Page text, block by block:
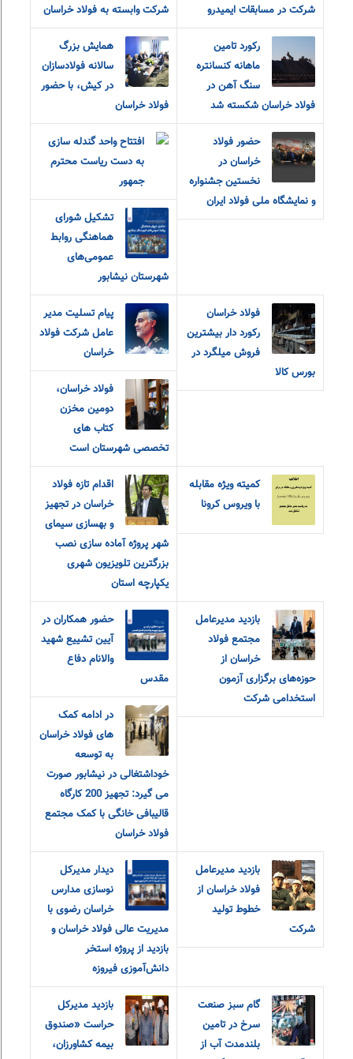
شرکت در مسابقات ایمیدرو
شرکت وابسته به فولاد خراسان
رکورد تامین
ماهانه کنسانتره
سنگ آهن در
فولاد خراسان شکسته شد
همایش بزرگ
سالانه فولادسازان
در کیش، با حضور
فولاد خراسان
حضور فولاد
خراسان در
نخستین جشنواره
و نمایشگاه ملی فولاد ایران
افتتاح واحد گندله سازی
به دست ریاست محترم
جمهور
تشکیل شورای
هماهنگی روابط
عمومی‌های
شهرستان نیشابور
فولاد خراسان
رکورد دار بیشترین
فروش میلگرد در
بورس کالا
پیام تسلیت مدیر
عامل شرکت فولاد
خراسان
فولاد خراسان،
دومین مخزن
کتاب های
تخصصی شهرستان است
کمیته ویژه مقابله
با ویروس کرونا
اقدام تازه فولاد
خراسان در تجهیز
و بهسازی سیمای
شهر پروژه آماده سازی نصب
بزرگترین تلویزیون شهری
یکپارچه استان
بازدید مدیرعامل
مجتمع فولاد
خراسان از
حوزه‌های برگزاری آزمون
استخدامی شرکت
حضور همکاران در
آیین تشییع شهید
والانام دفاع
مقدس
در ادامه کمک
های فولاد خراسان
به توسعه
خوداشتغالی در نیشابور صورت
می گیرد: تجهیز 200 کارگاه
قالیبافی خانگی با کمک مجتمع
فولاد خراسان
بازدید مدیرعامل
فولاد خراسان از
خطوط تولید
شرکت
دیدار مدیرکل
نوسازی مدارس
خراسان رضوی با
مدیریت عالی فولاد خراسان و
بازدید از پروژه استخر
دانش‌آموزی فیروزه
گام سبز صنعت
سرخ در تامین
بلندمدت آب از
بازدید مدیرکل
حراست «صندوق
بیمه کشاورزان،